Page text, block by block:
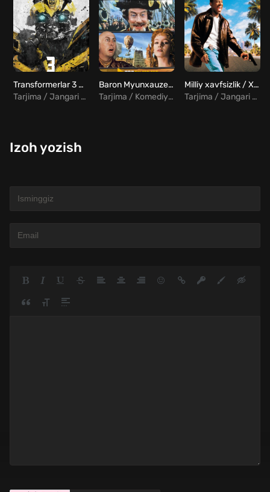
Transformerlar 3 Uzbek tilida
Tarjima / Jangari / Sarguzasht / Fantastika
Baron Myunxauzen Uzbek tilida
Tarjima / Komediya / Sarguzasht
Milliy xavfsizlik / Xizmatdagi Sherik Uzbek tilida
Tarjima / Jangari / Komediya
Izoh yozish